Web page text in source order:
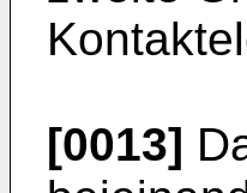
[0013]